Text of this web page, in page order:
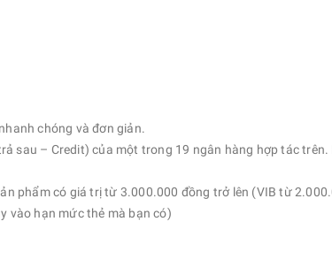
chóng và đơn giản.
sau – Credit) của một trong 19 ngân hàng hợp tác
phẩm có giá trị từ 3.000.000 đồng trở lên (VIB từ
vào hạn mức thẻ mà bạn có)